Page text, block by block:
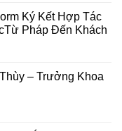
Ký Kết Hợp Tác
Pháp Đến Khách
– Trưởng Khoa